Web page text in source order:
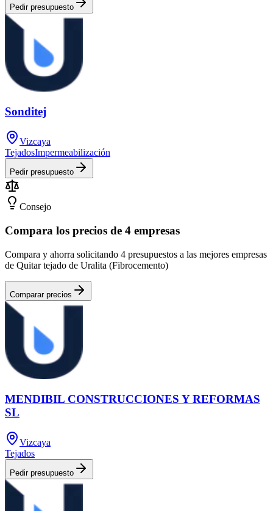
Pedir presupuesto
Sonditej
Vizcaya
TejadosImpermeabilización
Pedir presupuesto
Consejo
Compara los precios de 4 empresas
Compara y ahorra solicitando 4 presupuestos a las mejores empresas
de Quitar tejado de Uralita (Fibrocemento)
Comparar precios
MENDIBIL CONSTRUCCIONES Y REFORMAS
SL
Vizcaya
Tejados
Pedir presupuesto